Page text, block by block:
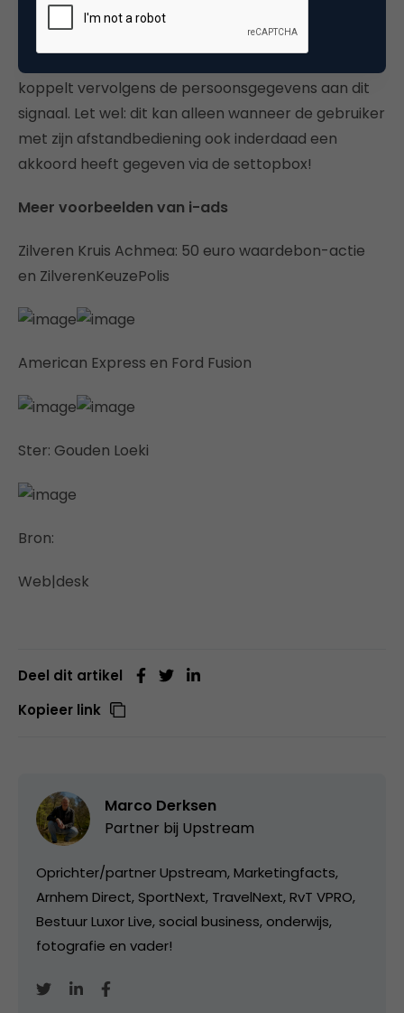
aanmelden voor een proefrit, bijvoorbeeld. De box
geeft dan een signaal terug via een telefoon- of
kabelmodem naar de kabelexploitant. Deze
koppelt vervolgens de persoonsgegevens aan dit
signaal. Let wel: dit kan alleen wanneer de gebruiker
met zijn afstandbediening ook inderdaad een
akkoord heeft gegeven via de settopbox!
Meer voorbeelden van i-ads
Zilveren Kruis Achmea: 50 euro waardebon-actie
en ZilverenKeuzePolis
American Express en Ford Fusion
Ster: Gouden Loeki
Bron:
Web|desk
Deel dit artikel
Kopieer link
Marco Derksen
Partner bij Upstream
Oprichter/partner Upstream, Marketingfacts,
Arnhem Direct, SportNext, TravelNext, RvT VPRO,
Bestuur Luxor Live, social business, onderwijs,
fotografie en vader!